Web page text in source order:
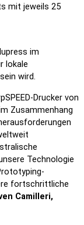
mit jeweils 25
im
lokale
wird.
Drucker von
Zusammenhang
Technologie
fortschrittliche
Camilleri,